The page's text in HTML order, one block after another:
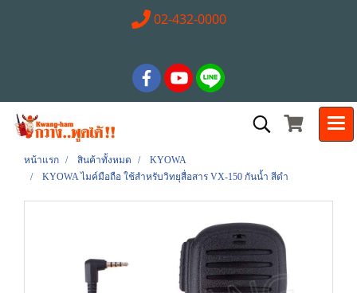
02-432-0000
หน้าแรก สินค้าทั้งหมด
KYOWA
KYOWA ไมค์มือถือ ใช้สำหรับวิทยุสื่อสาร VX-150 กันน้ำ สีดำ